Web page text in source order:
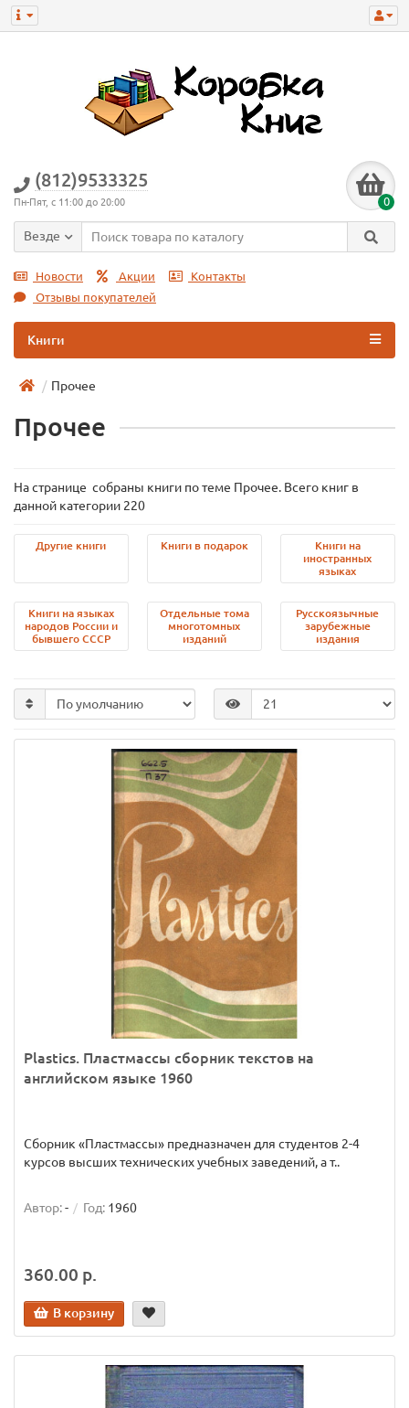
(812)9533325
Пн-Пят, с 11:00 до 20:00 0
Везде
Новости Акции
Контакты
Отзывы покупателей
Книги
Прочее
Прочее
На странице собраны книги по теме Прочее. Всего книг в
данной категории 220
Другие книги Книги в подарок
Книги на
иностранных
языках
Книги на языках
народов России и
бывшего СССР
Отдельные тома
многотомных
изданий
Русскоязычные
зарубежные
издания
Plastics. Пластмассы сборник текстов на
английском языке 1960
Сборник «Пластмассы» предназначен для студентов 2-4
курсов высших технических учебных заведений, а т..
Автор:- Год: 1960
360.00 р.
В корзину